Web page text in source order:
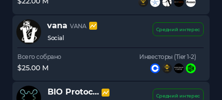
vana VANA
Social
Средний интерес
Всего собрано
$25.00 M
Инвесторы (Tier 1-2)
BIO ProtocolBIO
Средний интерес